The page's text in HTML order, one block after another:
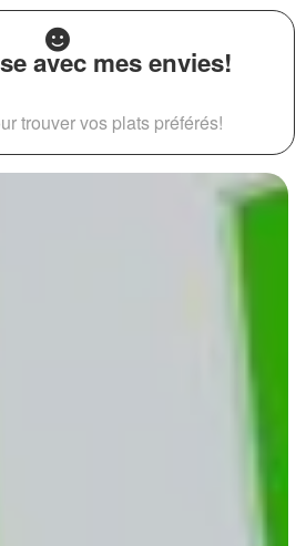
avec mes envies!
trouver vos plats préférés!